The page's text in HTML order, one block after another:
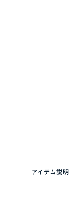
アイテム説明